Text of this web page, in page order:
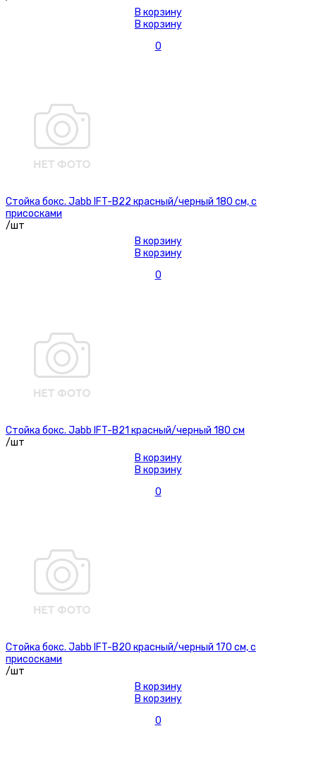
В корзину
В корзину
0
Стойка бокс. Jabb IFT-B22 красный/черный 180 см, с
присосками
/шт
В корзину
В корзину
0
Стойка бокс. Jabb IFT-B21 красный/черный 180 см
/шт
В корзину
В корзину
0
Стойка бокс. Jabb IFT-B20 красный/черный 170 см, с
присосками
/шт
В корзину
В корзину
0